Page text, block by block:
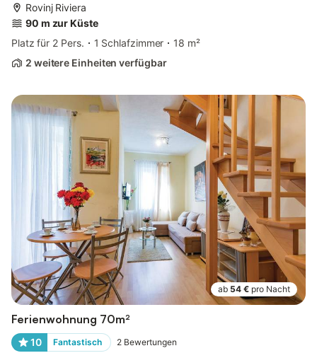
Rovinj Riviera
90 m zur Küste
Platz für 2 Pers.
1 Schlafzimmer
18 m²
2 weitere Einheiten verfügbar
ab 54 € pro Nacht
Ferienwohnung 70m²
10 Fantastisch 2 Bewertungen